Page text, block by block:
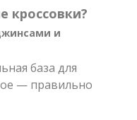
кроссовки?
и
база для
— правильно